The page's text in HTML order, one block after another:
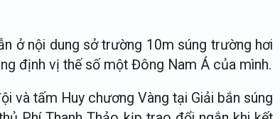
ở nội dung sở trường 10m súng trường hơi
định vị thế số một Đông Nam Á của mình.
và tấm Huy chương Vàng tại Giải bắn súng